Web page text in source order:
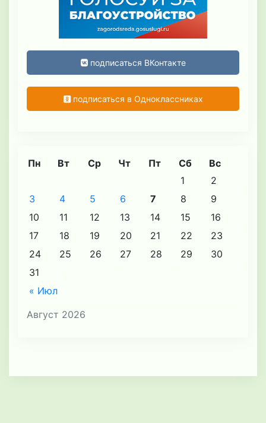
подписаться ВКонтакте
подписаться в Одноклассниках
Август 2026
Пн Вт Ср Чт Пт Сб Вс
« Июл
1
2
3
4 5 6 7 8
9
10
11 12 13 14 15
16
17
18 19 20 21 22
23
24
25 26 27 28 29
30
31